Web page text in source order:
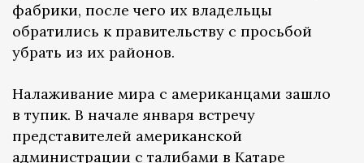
фабрики, после чего их владельцы
обратились к правительству с просьбой
убрать из их районов.
Налаживание мира с американцами зашло
в тупик. В начале января встречу
представителей американской
администрации с талибами в Катаре